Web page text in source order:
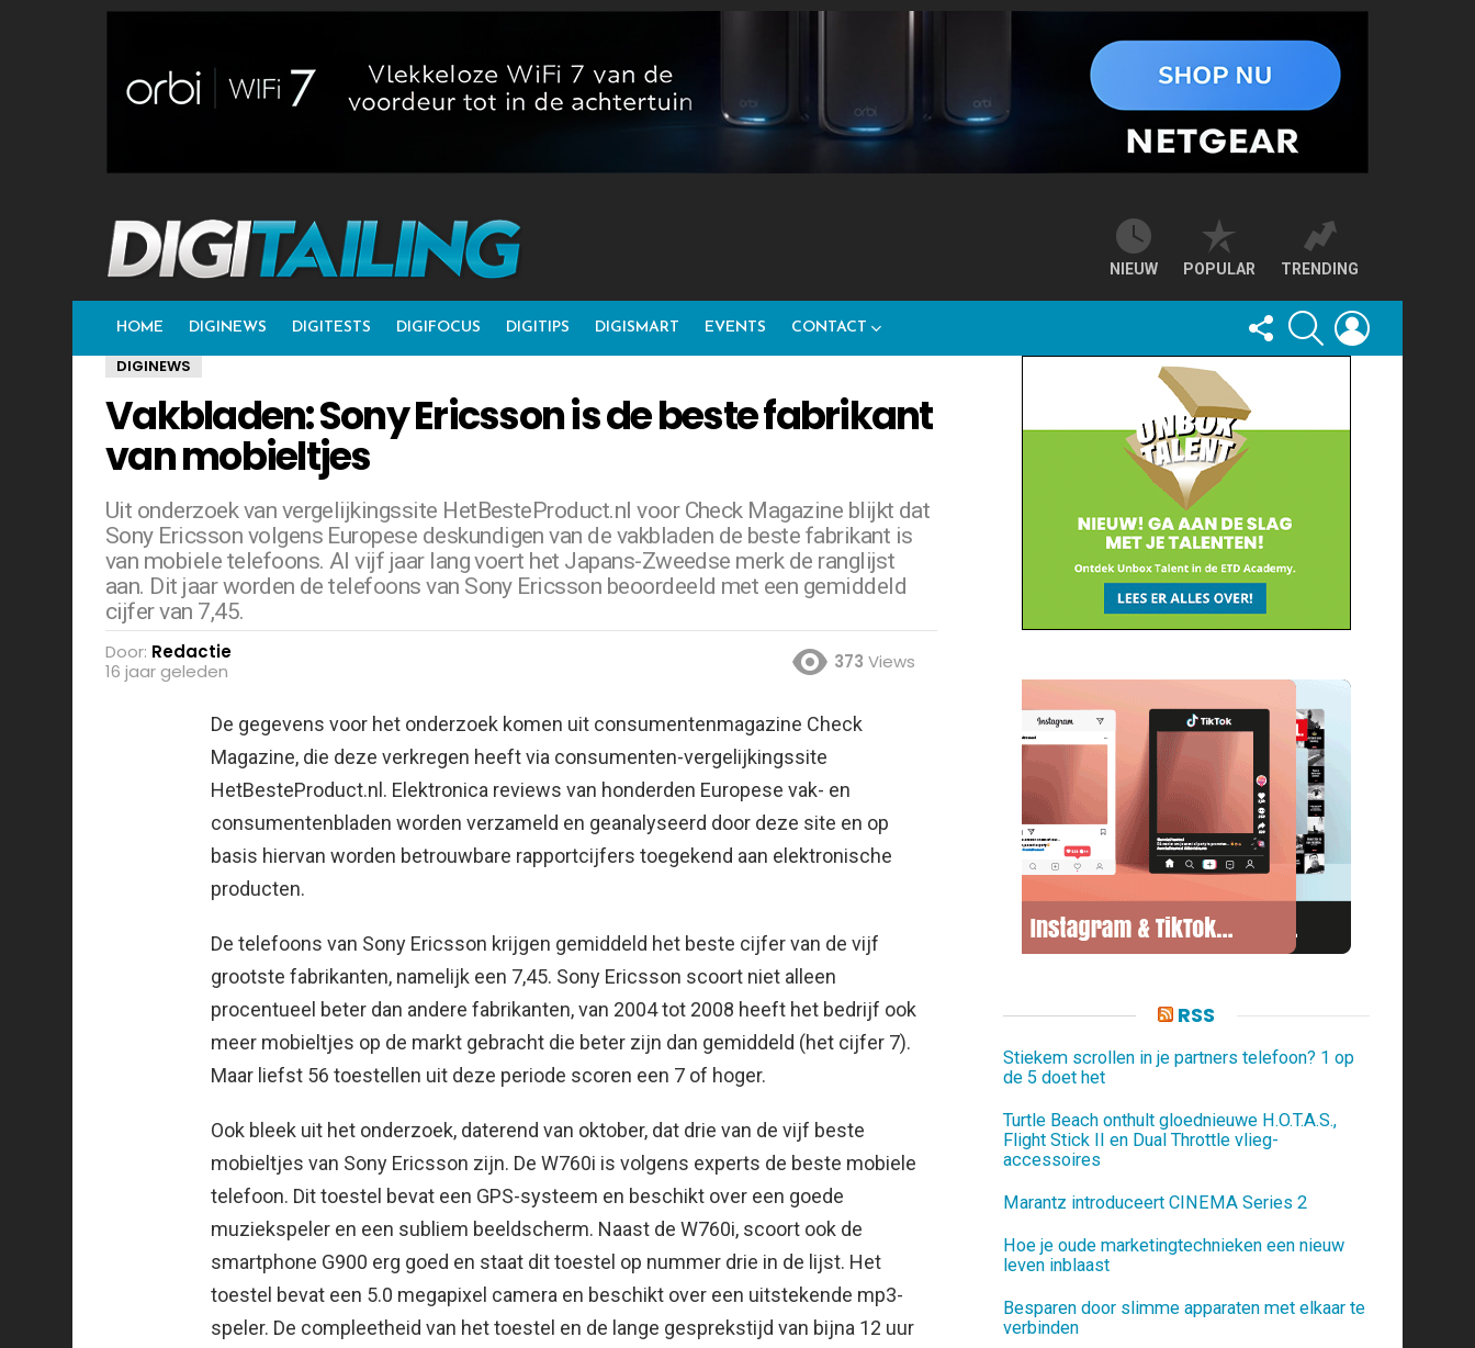
NIEUW POPULAR TRENDING
HOME DIGINEWS DIGITESTS DIGIFOCUS DIGITIPS DIGISMART EVENTS CONTACT
FOLLOW
US
SEARCH
DIGINEWS
Vakbladen: Sony Ericsson is de beste fabrikant
van mobieltjes
Uit onderzoek van vergelijkingssite HetBesteProduct.nl voor Check Magazine blijkt dat
Sony Ericsson volgens Europese deskundigen van de vakbladen de beste fabrikant is
van mobiele telefoons. Al vijf jaar lang voert het Japans-Zweedse merk de ranglijst
aan. Dit jaar worden de telefoons van Sony Ericsson beoordeeld met een gemiddeld
cijfer van 7,45.
Door: Redactie
16 jaar geleden
373 Views
De gegevens voor het onderzoek komen uit consumentenmagazine Check
Magazine, die deze verkregen heeft via consumenten-vergelijkingssite
HetBesteProduct.nl. Elektronica reviews van honderden Europese vak- en
consumentenbladen worden verzameld en geanalyseerd door deze site en op
basis hiervan worden betrouwbare rapportcijfers toegekend aan elektronische
producten.
De telefoons van Sony Ericsson krijgen gemiddeld het beste cijfer van de vijf
grootste fabrikanten, namelijk een 7,45. Sony Ericsson scoort niet alleen
procentueel beter dan andere fabrikanten, van 2004 tot 2008 heeft het bedrijf ook
meer mobieltjes op de markt gebracht die beter zijn dan gemiddeld (het cijfer 7).
Maar liefst 56 toestellen uit deze periode scoren een 7 of hoger.
Ook bleek uit het onderzoek, daterend van oktober, dat drie van de vijf beste
mobieltjes van Sony Ericsson zijn. De W760i is volgens experts de beste mobiele
telefoon. Dit toestel bevat een GPS-systeem en beschikt over een goede
muziekspeler en een subliem beeldscherm. Naast de W760i, scoort ook de
smartphone G900 erg goed en staat dit toestel op nummer drie in de lijst. Het
toestel bevat een 5.0 megapixel camera en beschikt over een uitstekende mp3-
speler. De compleetheid van het toestel en de lange gesprekstijd van bijna 12 uur
RSS
Stiekem scrollen in je partners telefoon? 1 op
de 5 doet het
Turtle Beach onthult gloednieuwe H.O.T.A.S.,
Flight Stick II en Dual Throttle vlieg-
accessoires
Marantz introduceert CINEMA Series 2
Hoe je oude marketingtechnieken een nieuw
leven inblaast
Besparen door slimme apparaten met elkaar te
verbinden